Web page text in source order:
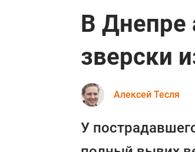
В Днепре
зверски
Алексей Тесля
У